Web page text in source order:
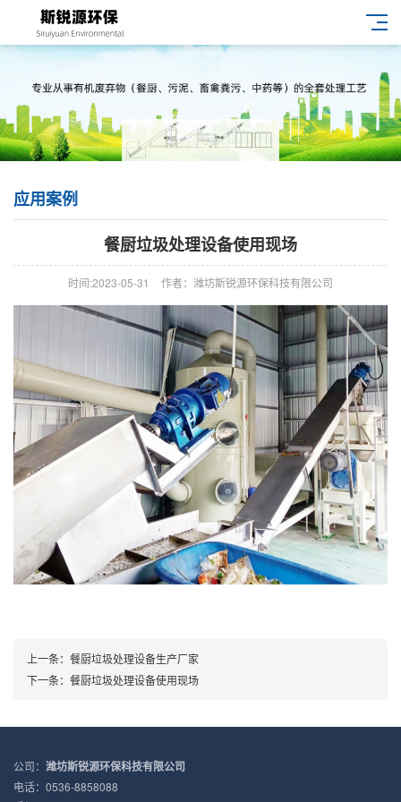
应用案例
餐厨垃圾处理设备使用现场
时间:2023-05-31 作者：潍坊斯锐源环保科技有限公司
上一条： 餐厨垃圾处理设备生产厂家
下一条： 餐厨垃圾处理设备使用现场
公司： 潍坊斯锐源环保科技有限公司
电话：0536-8858088